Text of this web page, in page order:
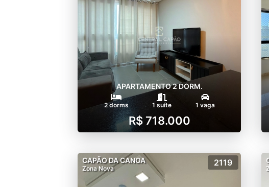
APARTAMENTO 2 DORM.
2 dorms 1 suíte 1 vaga
R$ 718.000
CAPÃO DA CANOA
Zona Nova
2119